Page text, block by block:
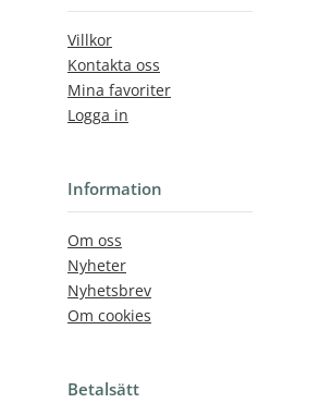
Villkor
Kontakta oss
Mina favoriter
Logga in
Information
Om oss
Nyheter
Nyhetsbrev
Om cookies
Betalsätt